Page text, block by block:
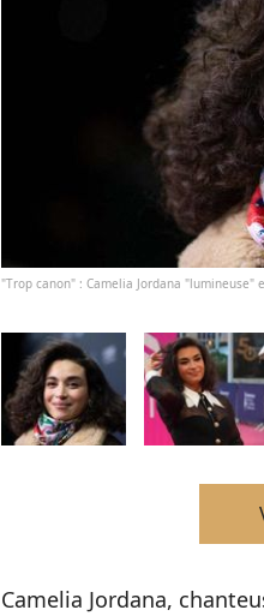
"Trop canon" : Camelia Jordana
Camelia Jordana,